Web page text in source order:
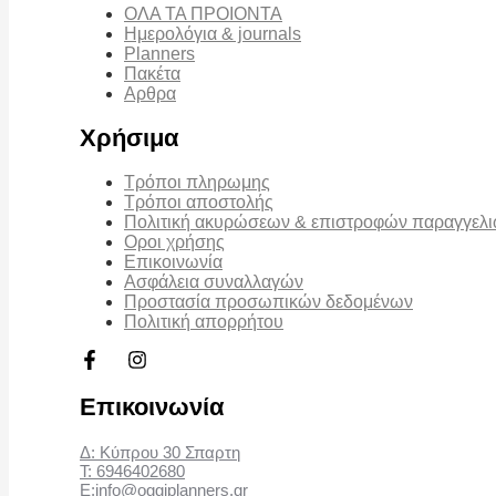
ΟΛΑ ΤΑ ΠΡΟΙΟΝΤΑ
Ημερολόγια & journals
Planners
Πακέτα
Αρθρα
Χρήσιμα
Τρόποι πληρωμης
Τρόποι αποστολής
Πολιτική ακυρώσεων & επιστροφών
Οροι χρήσης
Επικοινωνία
Ασφάλεια συναλλαγών
Προστασία προσωπικών δεδομένων
Πολιτική απορρήτου
Επικοινωνία
Δ: Κύπρου 30 Σπαρτη
Τ: 6946402680
Ε:info@oggiplanners.gr